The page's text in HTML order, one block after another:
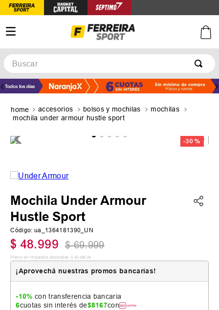
Buscar
TÉRMINOS MÁS BUSCADOS
2.
zapatillas
accesorios bolsos y mochilas
mochilas
mochila under armour hustle sport
-30 %
Mochila Under Armour
Hustle Sport
Código: ua_1364181390_UN
$ 48.999 $ 69.999
Precio sin impuestos nacionales: $ 40.495 ,04
¡Aprovechá nuestras promos bancarias!
-10% con transferencia bancaria
6cuotas sin interés de$8167con